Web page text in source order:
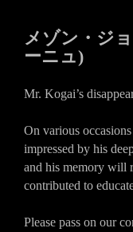
メゾン・ジ
ーニュ)
Mr. Kogai’s
On various
impressed by his
and his memory will
contributed to
Please pass on our